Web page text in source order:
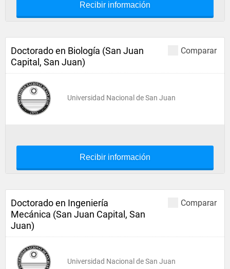
Recibir información
Comparar
Doctorado en Biología (San Juan
Capital, San Juan)
Universidad Nacional de San Juan
Recibir información
Comparar
Doctorado en Ingeniería
Mecánica (San Juan Capital, San
Juan)
Universidad Nacional de San Juan